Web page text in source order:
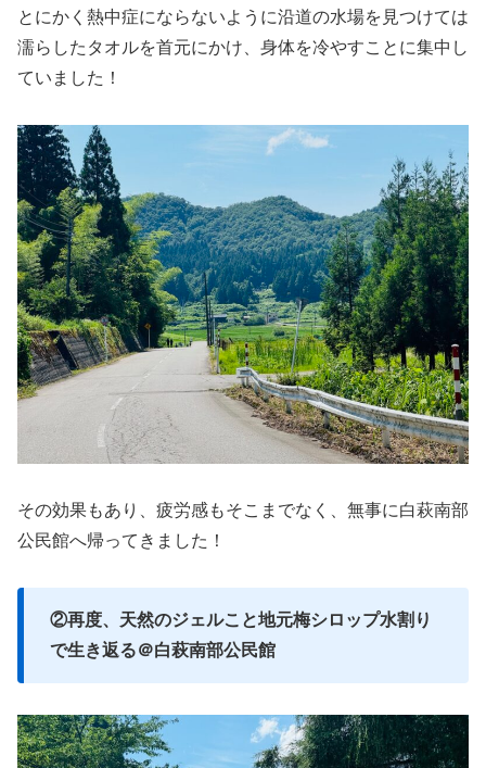
とにかく熱中症にならないように沿道の水場を見つけては
濡らしたタオルを首元にかけ、身体を冷やすことに集中し
ていました！
その効果もあり、疲労感もそこまでなく、無事に白萩南部
公民館へ帰ってきました！
②再度、天然のジェルこと地元梅シロップ水割り
で生き返る＠白萩南部公民館